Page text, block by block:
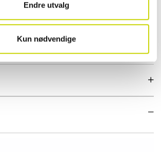
Endre utvalg
Kun nødvendige
slitesterk og naturlig pustende
design
vinterdager